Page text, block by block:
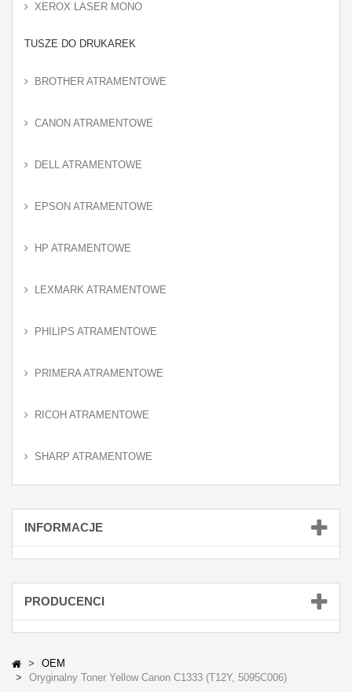
XEROX LASER MONO
TUSZE DO DRUKAREK
BROTHER ATRAMENTOWE
CANON ATRAMENTOWE
DELL ATRAMENTOWE
EPSON ATRAMENTOWE
HP ATRAMENTOWE
LEXMARK ATRAMENTOWE
PHILIPS ATRAMENTOWE
PRIMERA ATRAMENTOWE
RICOH ATRAMENTOWE
SHARP ATRAMENTOWE
INFORMACJE
PRODUCENCI
OEM
Oryginalny Toner Yellow Canon C1333 (T12Y, 5095C006)